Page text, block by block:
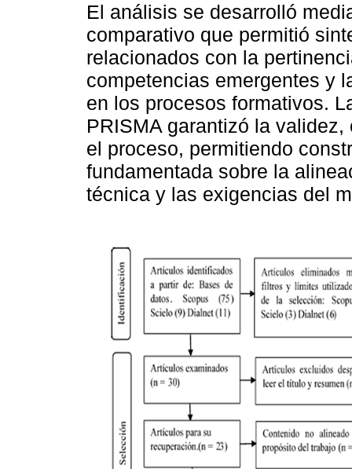
El análisis se desarrolló
comparativo que permitió
relacionados con la
competencias emergentes y
en los procesos formativos.
PRISMA garantizó la
el proceso, permitiendo
fundamentada sobre la
técnica y las exigencias del